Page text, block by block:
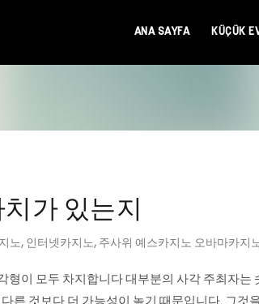
ANA SAYFA KÜÇÜK
가 있는지
노, 인터넷카지노, 주사위 예스카지노 오바마카지
형이 모두 차지합니다 대부분의 사각 주최자